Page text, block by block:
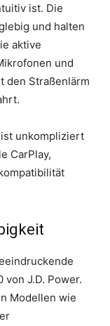
ist. Die
und halten
aktive
und
den Straßenlärm
unkompliziert
CarPlay,
J.D. Power.
Modellen wie